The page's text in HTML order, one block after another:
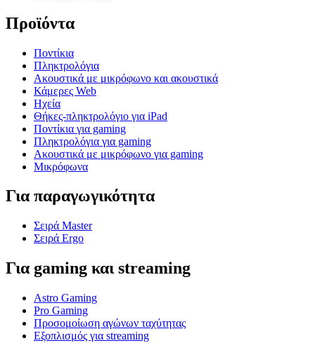
Προϊόντα
Ποντίκια
Πληκτρολόγια
Ακουστικά με μικρόφωνο και ακουστικά
Κάμερες Web
Ηχεία
Θήκες-πληκτρολόγιο για iPad
Ποντίκια για gaming
Πληκτρολόγια για gaming
Ακουστικά με μικρόφωνο για gaming
Μικρόφωνα
Για παραγωγικότητα
Σειρά Master
Σειρά Ergo
Για gaming και streaming
Astro Gaming
Pro Gaming
Προσομοίωση αγώνων ταχύτητας
Εξοπλισμός για streaming